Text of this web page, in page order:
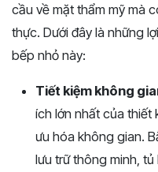
cầu về mặt thẩm mỹ mà
thực. Dưới đây là những
bếp nhỏ này:
Tiết kiệm không
ích lớn nhất của thiết
ưu hóa không gian.
lưu trữ thông minh,